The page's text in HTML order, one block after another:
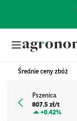
Średnie ceny zbóż
Pszenica
807.5 zł/t
+0.42%